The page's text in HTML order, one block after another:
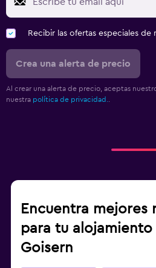
Recibir las ofertas especiales de
Crea una alerta de precio
Al crear una alerta de precio, aceptas
nuestra política de privacidad.
Encuentra mejores
para tu alojamiento
Goisern